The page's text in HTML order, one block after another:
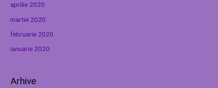
aprilie 2020
martie 2020
februarie 2020
ianuarie 2020
Arhive